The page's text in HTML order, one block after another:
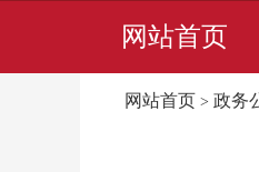
网站首页
网站首页 > 政务